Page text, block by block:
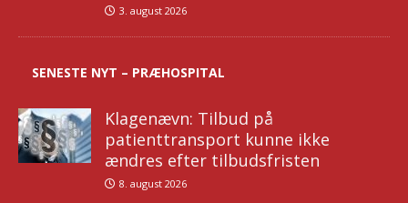
3. august 2026
SENESTE NYT – PRÆHOSPITAL
Klagenævn: Tilbud på
patienttransport kunne ikke
ændres efter tilbudsfristen
8. august 2026